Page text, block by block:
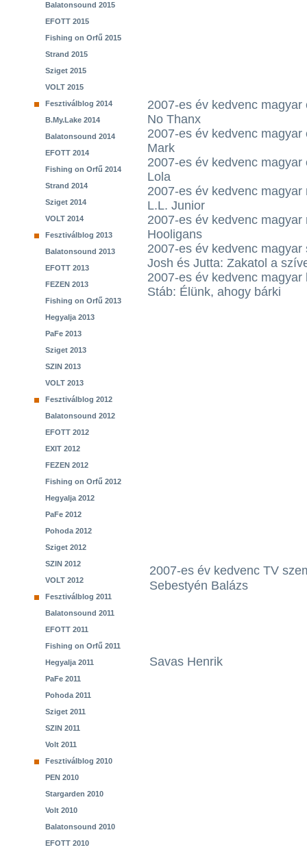
Balatonsound 2015
EFOTT 2015
Fishing on Orfű 2015
Strand 2015
Sziget 2015
VOLT 2015
Fesztiválblog 2014
B.My.Lake 2014
Balatonsound 2014
EFOTT 2014
Fishing on Orfű 2014
Strand 2014
Sziget 2014
VOLT 2014
Fesztiválblog 2013
Balatonsound 2013
EFOTT 2013
FEZEN 2013
Fishing on Orfű 2013
Hegyalja 2013
PaFe 2013
Sziget 2013
SZIN 2013
VOLT 2013
Fesztiválblog 2012
Balatonsound 2012
EFOTT 2012
EXIT 2012
FEZEN 2012
Fishing on Orfű 2012
Hegyalja 2012
PaFe 2012
Pohoda 2012
Sziget 2012
SZIN 2012
VOLT 2012
Fesztiválblog 2011
Balatonsound 2011
EFOTT 2011
Fishing on Orfű 2011
Hegyalja 2011
PaFe 2011
Pohoda 2011
Sziget 2011
SZIN 2011
Volt 2011
Fesztiválblog 2010
PEN 2010
Stargarden 2010
Volt 2010
Balatonsound 2010
EFOTT 2010
2007-es év kedvenc magyar
No Thanx
2007-es év kedvenc magyar
Mark
2007-es év kedvenc magyar
Lola
2007-es év kedvenc magyar
L.L. Junior
2007-es év kedvenc magyar
Hooligans
2007-es év kedvenc magyar
Josh és Jutta: Zakatol a
2007-es év kedvenc magyar
Stáb: Élünk, ahogy bárki
2007-es év kedvenc TV
Sebestyén Balázs
Savas Henrik